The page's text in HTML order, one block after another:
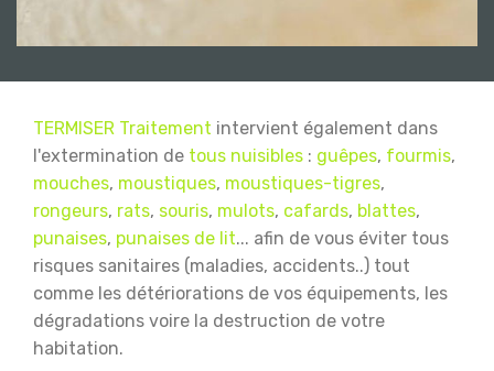
TERMISER Traitement intervient également dans
l'extermination de tous nuisibles : guêpes, fourmis,
mouches, moustiques, moustiques-tigres,
rongeurs, rats, souris, mulots, cafards, blattes,
punaises, punaises de lit... afin de vous éviter tous
risques sanitaires (maladies, accidents..) tout
comme les détériorations de vos équipements, les
dégradations voire la destruction de votre
habitation.